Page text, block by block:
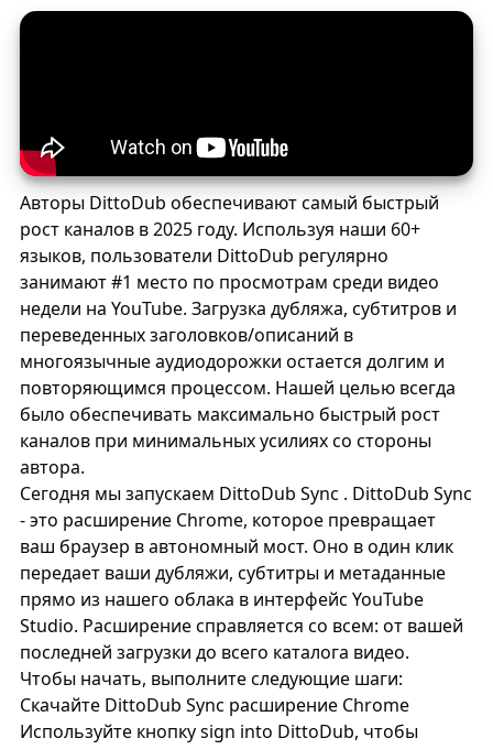
Авторы DittoDub обеспечивают самый быстрый
рост каналов в 2025 году. Используя наши 60+
языков, пользователи DittoDub регулярно
занимают #1 место по просмотрам среди видео
недели на YouTube. Загрузка дубляжа, субтитров и
переведенных заголовков/описаний в
многоязычные аудиодорожки остается долгим и
повторяющимся процессом. Нашей целью всегда
было обеспечивать максимально быстрый рост
каналов при минимальных усилиях со стороны
автора.
Сегодня мы запускаем DittoDub Sync . DittoDub Sync
- это расширение Chrome, которое превращает
ваш браузер в автономный мост. Оно в один клик
передает ваши дубляжи, субтитры и метаданные
прямо из нашего облака в интерфейс YouTube
Studio. Расширение справляется со всем: от вашей
последней загрузки до всего каталога видео.
Чтобы начать, выполните следующие шаги:
Скачайте DittoDub Sync расширение Chrome
Используйте кнопку sign into DittoDub, чтобы